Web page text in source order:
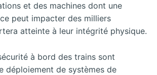
et des machines dont une
peut impacter des milliers
atteinte à leur intégrité physique.
à bord des trains sont
déploiement de systèmes de